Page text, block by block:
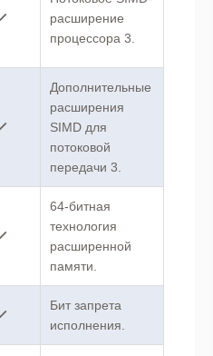
расширение
процессора 3.
Дополнительные
расширения
SIMD для
потоковой
передачи 3.
64-битная
технология
расширенной
памяти.
Бит запрета
исполнения.